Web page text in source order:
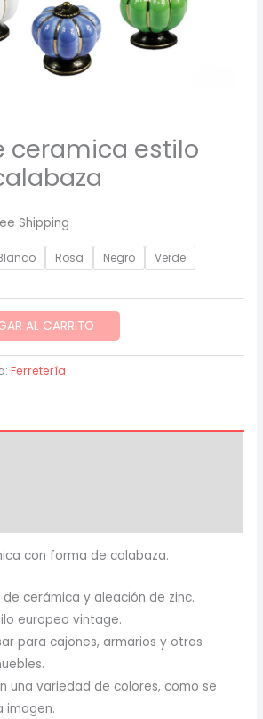
ceramica estilo
Shipping
Rosa Negro Verde
AL CARRITO
Ferretería
con forma de calabaza.
de cerámica y aleación de zinc.
europeo vintage.
para cajones, armarios y otras
una variedad de colores, como se
imagen.